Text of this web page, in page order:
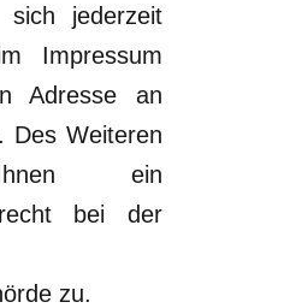
sich jederzeit
Impressum
Adresse an
DesWeiteren
ein
bei der
zu.